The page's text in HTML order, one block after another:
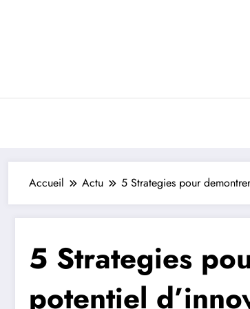
Accueil Actu 5 Strategies pour
5 Strategies
potentiel